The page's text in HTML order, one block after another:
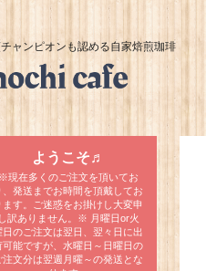
ャンピオンも認める自家焙煎珈琲
ようこそ♬
※現在多くのご注文を頂いてお
、発送までお時間を頂戴してお
ます。ご迷惑をお掛けし大変申
し訳ありません。※ 月曜日or火
日のご注文は翌日、翌々日に出
可能ですが、水曜日～日曜日の
注文分は翌週月曜～の発送とな